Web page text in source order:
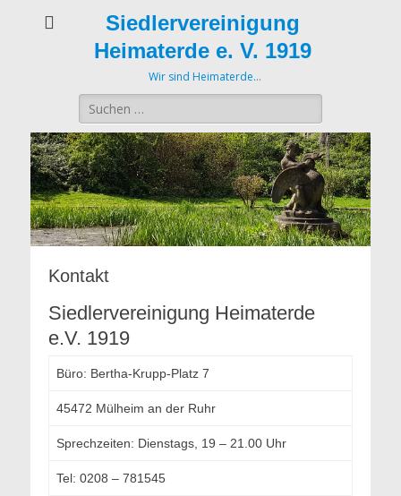
Siedlervereinigung
Heimaterde e. V. 1919
Wir sind Heimaterde…
Suche
nach:
Kontakt
Siedlervereinigung Heimaterde
e.V. 1919
Büro: Bertha-Krupp-Platz 7
45472 Mülheim an der Ruhr
Sprechzeiten: Dienstags, 19 – 21.00 Uhr
Tel: 0208 – 781545